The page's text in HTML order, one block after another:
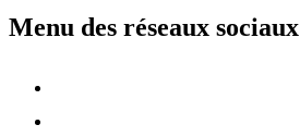
Menu des réseaux sociaux